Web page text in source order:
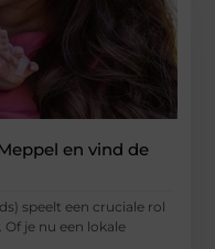
en vind de
speelt een cruciale rol
je nu een lokale